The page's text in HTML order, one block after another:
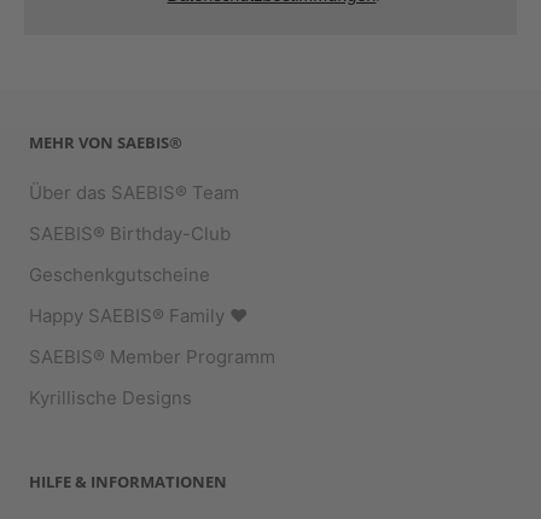
MEHR VON SAEBIS®
Über das SAEBIS® Team
SAEBIS® Birthday-Club
Geschenkgutscheine
Happy SAEBIS® Family ♥︎
SAEBIS® Member Programm
Kyrillische Designs
HILFE & INFORMATIONEN